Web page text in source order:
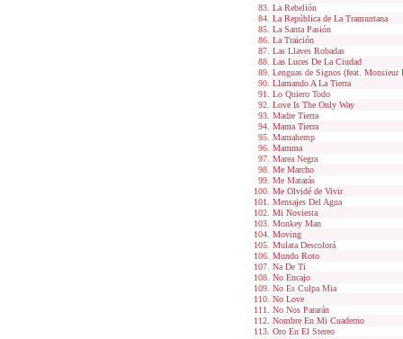
La Rebelión
La República de La Tramuntana
La Santa Pasión
La Traición
Las Llaves Robadas
Las Luces De La Ciudad
Lenguas de Signos (feat. Monsieur
Llamando A La Tierra
Lo Quiero Todo
Love Is The Only Way
Madre Tierra
Mama Tierra
Mamahemp
Mamma
Marea Negra
Me Marcho
Me Matarás
Me Olvidé de Vivir
Mensajes Del Agua
Mi Noviesta
Monkey Man
Moving
Mulata Descolorá
Mundo Roto
Na De Ti
No Encajo
No Es Culpa Mia
No Love
No Nos Pararán
Nombre En Mi Cuaderno
Oro En El Stereo